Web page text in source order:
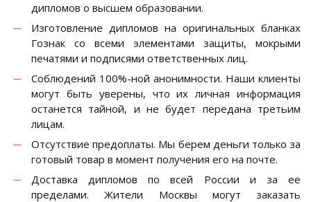
дипломов о высшем образовании.
Изготовление дипломов на оригинальных бланках
Гознак со всеми элементами защиты, мокрыми
печатями и подписями ответственных лиц.
Соблюдений 100%-ной анонимности. Наши клиенты
могут быть уверены, что их личная информация
останется тайной, и не будет передана третьим
лицам.
Отсутствие предоплаты. Мы берем деньги только за
готовый товар в момент получения его на почте.
Доставка дипломов по всей России и за ее
пределами. Жители Москвы могут заказать